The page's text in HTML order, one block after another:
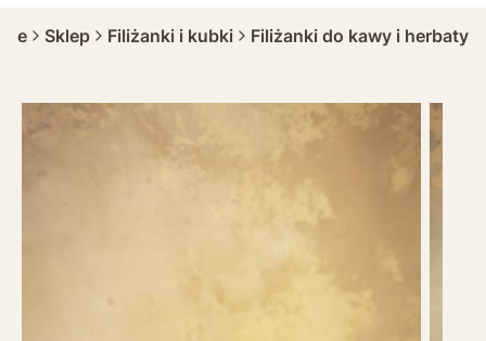
Sklep Filiżanki i kubki Filiżanki do kawy i herbaty